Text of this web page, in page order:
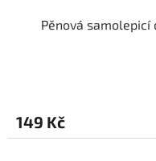
Pěnová samolepicí
149 Kč